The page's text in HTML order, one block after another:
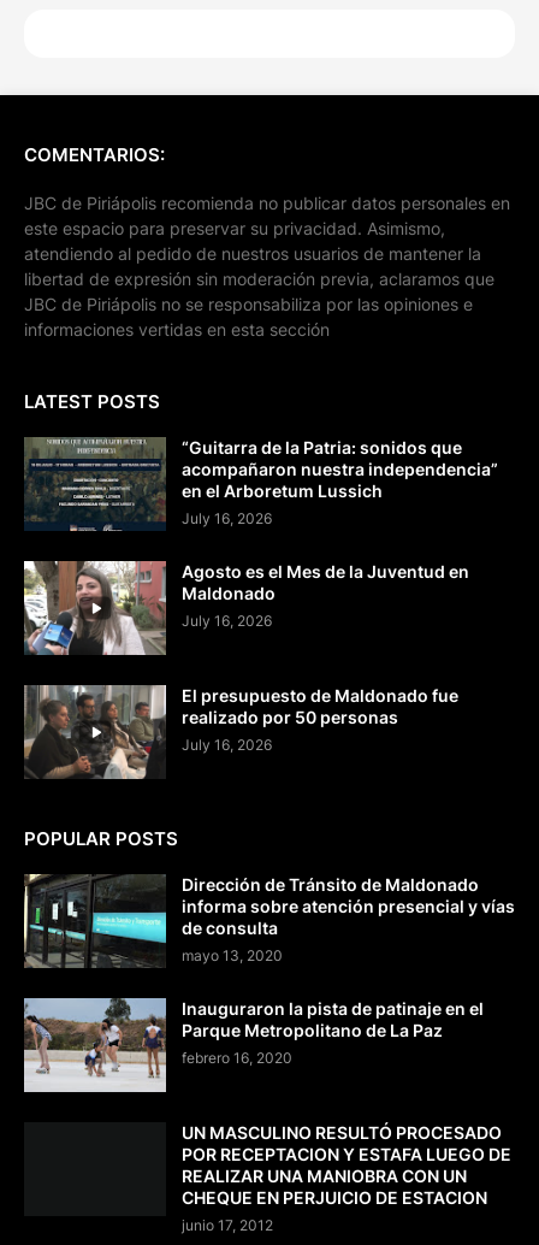
COMENTARIOS:
JBC de Piriápolis recomienda no publicar datos personales en
este espacio para preservar su privacidad. Asimismo,
atendiendo al pedido de nuestros usuarios de mantener la
libertad de expresión sin moderación previa, aclaramos que
JBC de Piriápolis no se responsabiliza por las opiniones e
informaciones vertidas en esta sección
LATEST POSTS
“Guitarra de la Patria: sonidos que
acompañaron nuestra independencia”
en el Arboretum Lussich
July 16, 2026
Agosto es el Mes de la Juventud en
Maldonado
July 16, 2026
El presupuesto de Maldonado fue
realizado por 50 personas
July 16, 2026
POPULAR POSTS
Dirección de Tránsito de Maldonado
informa sobre atención presencial y vías
de consulta
mayo 13, 2020
Inauguraron la pista de patinaje en el
Parque Metropolitano de La Paz
febrero 16, 2020
UN MASCULINO RESULTÓ PROCESADO
POR RECEPTACION Y ESTAFA LUEGO DE
REALIZAR UNA MANIOBRA CON UN
CHEQUE EN PERJUICIO DE ESTACION
junio 17, 2012